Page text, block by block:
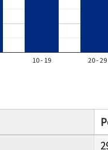
10 - 19 20 - 29